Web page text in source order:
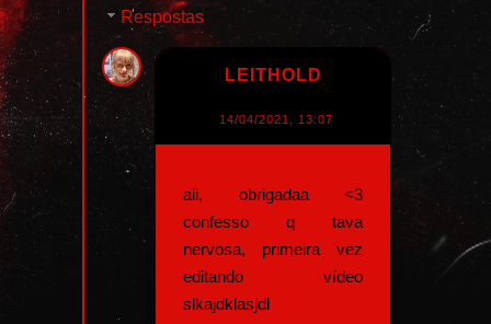
Respostas
LEITHOLD
14/04/2021, 13:07
aii, obrigadaa <3
confesso q tava
nervosa, primeira vez
editando vídeo
slkajdklasjdl